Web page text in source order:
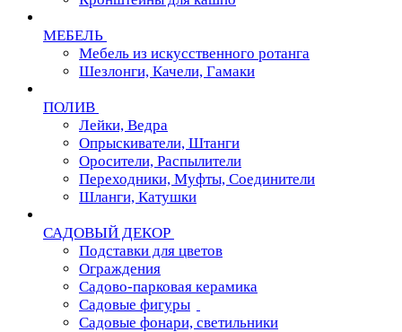
МЕБЕЛЬ
Мебель из искусственного ротанга
Шезлонги, Качели, Гамаки
ПОЛИВ
Лейки, Ведра
Опрыскиватели, Штанги
Оросители, Распылители
Переходники, Муфты, Соединители
Шланги, Катушки
САДОВЫЙ ДЕКОР
Подставки для цветов
Ограждения
Садово-парковая керамика
Садовые фигуры
Садовые фонари, светильники